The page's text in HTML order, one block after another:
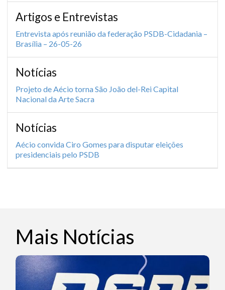
Artigos e Entrevistas
Entrevista após reunião da federação PSDB-Cidadania –
Brasília – 26-05-26
Notícias
Projeto de Aécio torna São João del-Rei Capital
Nacional da Arte Sacra
Notícias
Aécio convida Ciro Gomes para disputar eleições
presidenciais pelo PSDB
Mais Notícias